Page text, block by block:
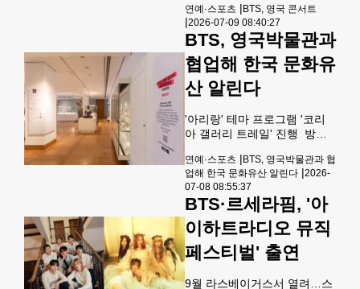
작곡가 3명이 BTS의 '스윔'과
자신들의 동명 데모곡에 상당
한
국 런던 콘서트[빅히트뮤직 제
공. 재판매 및 DB 금지] 그룹
방탄소년단(BTS)이 지난 6∼7
일(이하 현지시간) 영국 런던
토트넘 홋스퍼 스타디움에서
월드투어 '아리랑'(ARIRANG)
을 열고 양일간 약 13만명의
관객을 만났다고 소속사 빅히
트뮤직이 9일 밝혔다.공연을
주관한 라이브네이션에 따르
면 회당 약 6만5천명에 달하는
이번 관객 수는 지난 2019년 4
월 토트넘 홋스퍼 스타디움이
개장한 이래 콘서트로는 회당
최다 기록이
연예·스포츠 |BTS, 영국 콘서트
|2026-07-09 08:40:27
BTS, 영국박물관과
협업해 한국 문화유
산 알린다
'아리랑' 테마 프로그램 '코리
아 갤러리 트레일' 진행 방탄
아 갤러리 트레일'[하이브 제
공. 재판매 및 DB 금지] 그룹
방탄소년단(BTS)이 대영박물
관과 손잡고 한국의 문화유산
을 알리는 참여형 프로그램 '코
리아 갤러리 트레일'(Korea
Gallery Trail)을 23일(이하 현
지시간)까지 연다고 소속사 하
이브가 8일 밝혔다.'코리아 갤
연예·스포츠 |BTS, 영국박물관과 협
업해 한국 문화유산 알린다 |2026-
07-08 08:55:37
BTS·르세라핌, '아
이하트라디오 뮤직
페스티벌' 출연
9월 라스베이거스서 열려…스